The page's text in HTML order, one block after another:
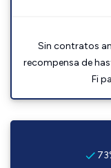
Sin contratos
recompensa de
Fi